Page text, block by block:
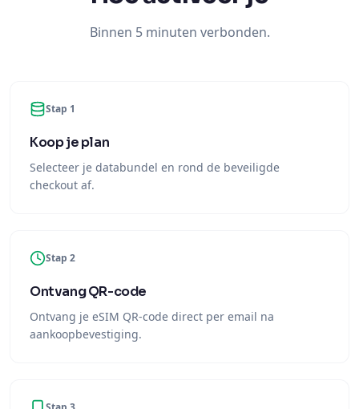
Binnen 5 minuten verbonden.
Stap 1
Koop je plan
Selecteer je databundel en rond de beveiligde
checkout af.
Stap 2
Ontvang QR-code
Ontvang je eSIM QR-code direct per email na
aankoopbevestiging.